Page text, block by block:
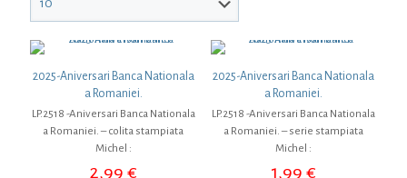
2025-Aniversari Banca Nationala
a Romaniei.
LP.2518 -Aniversari Banca Nationala
a Romaniei. – colita stampiata
Michel :
2,99€
2025-Aniversari Banca Nationala
a Romaniei.
LP.2518 -Aniversari Banca Nationala
a Romaniei. – serie stampiata
Michel :
1,99€